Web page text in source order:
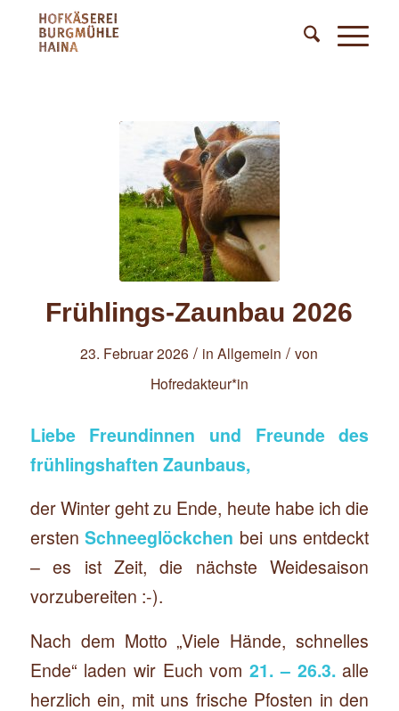
Frühlings-Zaunbau 2026
23. Februar 2026 / inAllgemein / von
Hofredakteur*in
Liebe Freundinnen und Freunde des
frühlingshaften Zaunbaus,
der Winter geht zu Ende, heute habe ich die
erstenSchneeglöckchen bei uns entdeckt
– es ist Zeit, die nächste Weidesaison
vorzubereiten :-).
Nach dem Motto „Viele Hände, schnelles
Ende“ laden wir Euch vom21. – 26.3.alle
herzlich ein, mit uns frische Pfosten in den